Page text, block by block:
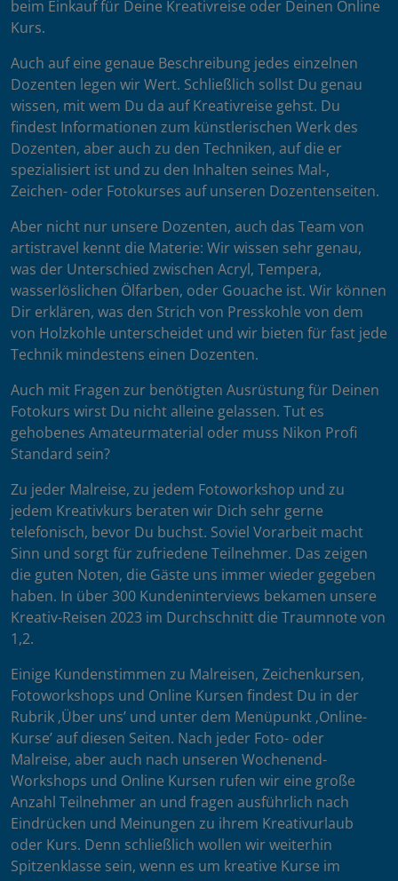
beim Einkauf für Deine Kreativreise oder Deinen Online
Kurs.
Auch auf eine genaue Beschreibung jedes einzelnen
Dozenten legen wir Wert. Schließlich sollst Du genau
wissen, mit wem Du da auf Kreativreise gehst. Du
findest Informationen zum künstlerischen Werk des
Dozenten, aber auch zu den Techniken, auf die er
spezialisiert ist und zu den Inhalten seines Mal-,
Zeichen- oder Fotokurses auf unseren Dozentenseiten.
Aber nicht nur unsere Dozenten, auch das Team von
artistravel kennt die Materie: Wir wissen sehr genau,
was der Unterschied zwischen Acryl, Tempera,
wasserlöslichen Ölfarben, oder Gouache ist. Wir können
Dir erklären, was den Strich von Presskohle von dem
von Holzkohle unterscheidet und wir bieten für fast jede
Technik mindestens einen Dozenten.
Auch mit Fragen zur benötigten Ausrüstung für Deinen
Fotokurs wirst Du nicht alleine gelassen. Tut es
gehobenes Amateurmaterial oder muss Nikon Profi
Standard sein?
Zu jeder Malreise, zu jedem Fotoworkshop und zu
jedem Kreativkurs beraten wir Dich sehr gerne
telefonisch, bevor Du buchst. Soviel Vorarbeit macht
Sinn und sorgt für zufriedene Teilnehmer. Das zeigen
die guten Noten, die Gäste uns immer wieder gegeben
haben. In über 300 Kundeninterviews bekamen unsere
Kreativ-Reisen 2023 im Durchschnitt die Traumnote von
1,2.
Einige Kundenstimmen zu Malreisen, Zeichenkursen,
Fotoworkshops und Online Kursen findest Du in der
Rubrik ‚Über uns’ und unter dem Menüpunkt ‚Online-
Kurse’ auf diesen Seiten. Nach jeder Foto- oder
Malreise, aber auch nach unseren Wochenend-
Workshops und Online Kursen rufen wir eine große
Anzahl Teilnehmer an und fragen ausführlich nach
Eindrücken und Meinungen zu ihrem Kreativurlaub
oder Kurs. Denn schließlich wollen wir weiterhin
Spitzenklasse sein, wenn es um kreative Kurse im